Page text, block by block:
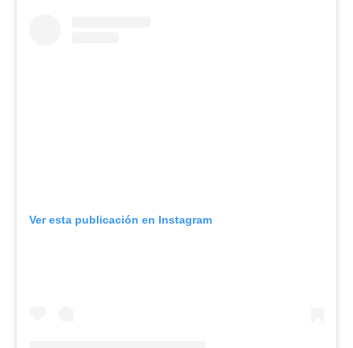
Ver esta publicación en Instagram